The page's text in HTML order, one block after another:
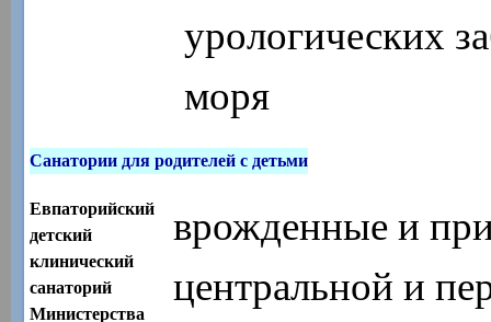
урологических
моря
Санатории для родителей с детьми
Евпаторийский
детский
клинический
санаторий
Министерства
врожденные и
центральной и